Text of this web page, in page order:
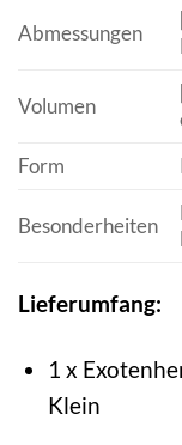
Abmessungen
Volumen
Form
Besonderheiten
Lieferumfang:
1 x
Klein